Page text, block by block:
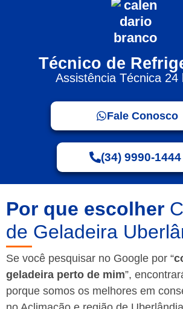
Técnico de
Assistência Técnica 24
Fale Conosco
(34) 9990-1444
Por que escolher
de Geladeira
Se você pesquisar no Google por “
geladeira perto de mim”,
porque somos os melhores em